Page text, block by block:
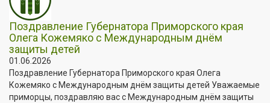
Поздравление Губернатора Приморского края
Олега Кожемяко с Международным днём
защиты детей
01.06.2026
Поздравление Губернатора Приморского края Олега
Кожемяко с Международным днём защиты детей Уважаемые
приморцы, поздравляю вас с Международным днём защиты